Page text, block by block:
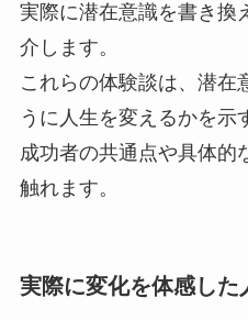
実際に潜在意識を書き換
介します。
これらの体験談は、潜在
うに人生を変えるかを示
成功者の共通点や具体的
触れます。
実際に変化を体感した